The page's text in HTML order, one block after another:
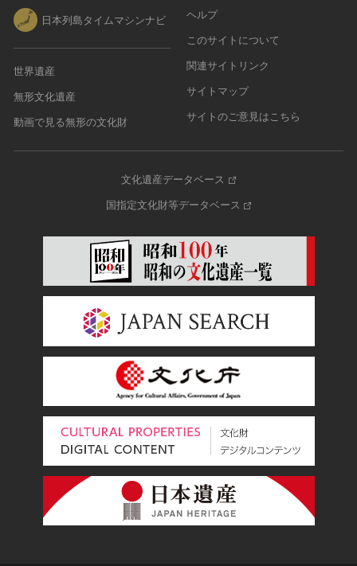
日本列島タイムマシンナビ
世界遺産
無形文化遺産
動画で見る無形の文化財
ヘルプ
このサイトについて
関連サイトリンク
サイトマップ
サイトのご意見はこちら
文化遺産データベース
国指定文化財等データベース